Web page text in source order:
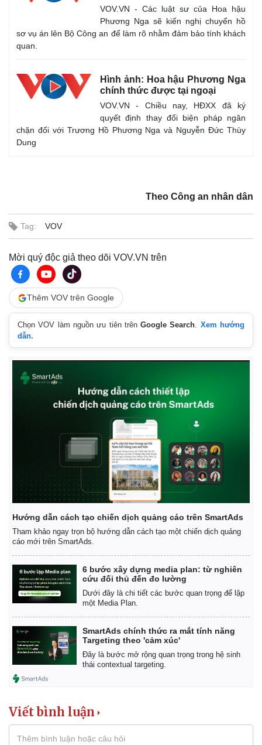
Hậu trường
Tư vấn
VOV.VN - Các luật sư của Hoa hậu
Phương Nga sẽ kiến nghị chuyển hồ
sơ vụ án lên Bộ Công an để làm rõ nhằm đảm bảo tính khách
quan.
Hình ảnh: Hoa hậu Phương Nga
chính thức được tại ngoại
VOV.VN - Chiều nay, HĐXX đã ký
quyết định thay đổi biện pháp ngăn
chặn đối với Trương Hồ Phương Nga và Nguyễn Đức Thùy
Dung
Theo Công an nhân dân
Tag: VOV
Mời quý độc giả theo dõi VOV.VN trên
Thêm VOV trên Google
Chọn VOV làm nguồn ưu tiên trênGoogle Search. Xem hướng
dẫn.
Hướng dẫn cách tạo chiến dịch quảng cáo trên SmartAds
Tham khảo ngay trọn bộ hướng dẫn cách tạo một chiến dịch quảng
cáo mới trên SmartAds.
6 bước xây dựng media plan: từ nghiên
cứu đối thủ đến đo lường
Dưới đây là chi tiết các bước quan trọng để lập
một Media Plan.
SmartAds chính thức ra mắt tính năng
Targeting theo 'cảm xúc'
Đây là bước mở rộng quan trọng trong hệ sinh
thái contextual targeting.
Viết bình luận